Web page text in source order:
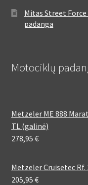
Mitas Street
padanga
Motociklų
Metzeler ME 888
TL (galinė)
278,95 €
Metzeler Cruisetec Rf.
205,95 €